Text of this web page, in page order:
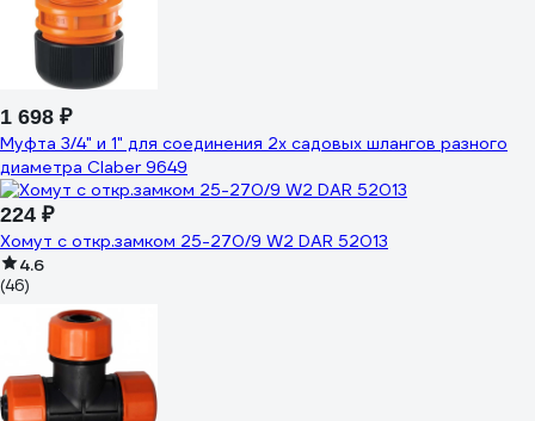
1 698 ₽
Муфта 3/4" и 1" для соединения 2х садовых шлангов разного
диаметра Claber 9649
224 ₽
Хомут с откр.замком 25-270/9 W2 DAR 52013
4.6
(46)